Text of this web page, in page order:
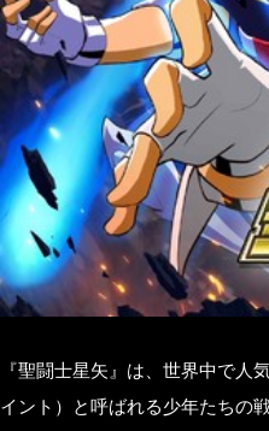
『聖闘士星矢』は、世界中で
イント）と呼ばれる少年たちの